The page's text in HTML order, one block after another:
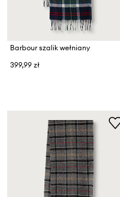
Barbour szalik wełniany
399,99 zł